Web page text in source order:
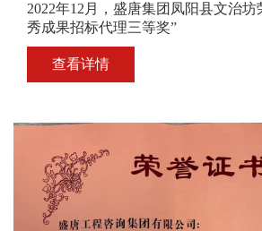
2022年12月，盛唐集团凤阳县文治坊
秀成果招标代理三等奖”
查看详情